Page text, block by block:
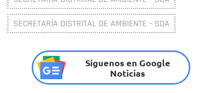
SECRETARÍA DISTRITAL DE AMBIENTE - SDA
Síguenos en Google
Noticias